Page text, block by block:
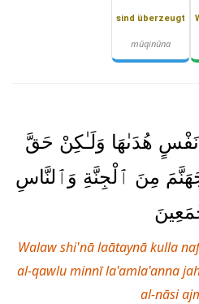
sind überzeugt
mūqinūna
نَفْسٍ هُدَىٰهَا وَلَـٰكِنْ حَقَّ
مِنَ ٱلْجِنَّةِ وَٱلنَّاسِ
Walaw shi'nā laātaynā kulla
al-qawlu minnī la'amla'anna
al-nāsi